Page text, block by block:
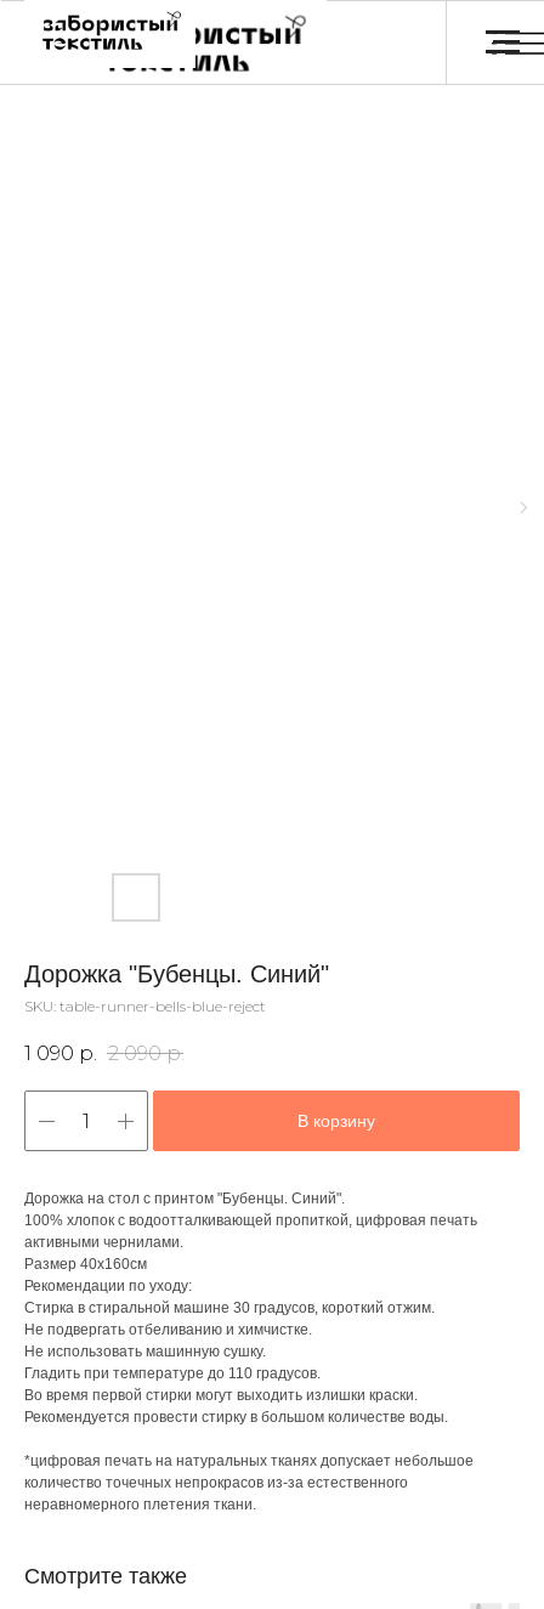
Дорожка "Бубенцы. Синий"
SKU: table-runner-bells-blue-reject
1 090 р. 2 090 р.
В корзину
Дорожка на стол с принтом "Бубенцы. Синий".
100% хлопок с водоотталкивающей пропиткой, цифровая печать
активными чернилами.
Размер 40х160см
Рекомендации по уходу:
Стирка в стиральной машине 30 градусов, короткий отжим.
Не подвергать отбеливанию и химчистке.
Не использовать машинную сушку.
Гладить при температуре до 110 градусов.
Во время первой стирки могут выходить излишки краски.
Рекомендуется провести стирку в большом количестве воды.
*цифровая печать на натуральных тканях допускает небольшое
количество точечных непрокрасов из-за естественного
неравномерного плетения ткани.
Смотрите также